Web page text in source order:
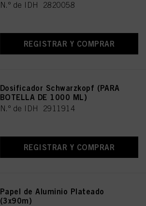
N.º de IDH 2820058
REGISTRAR Y COMPRAR
Dosificador Schwarzkopf (PARA
BOTELLA DE 1000 ML)
N.º de IDH 2911914
REGISTRAR Y COMPRAR
Papel de Aluminio Plateado
(3x90m)